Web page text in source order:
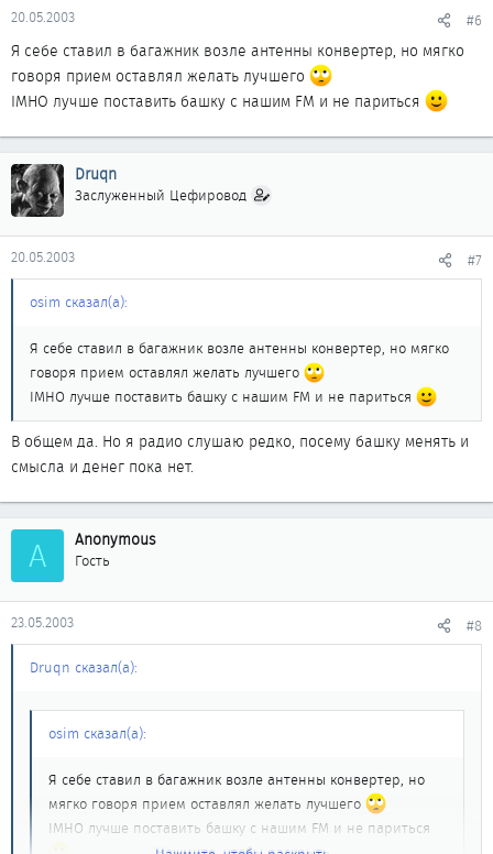
20.05.2003 #6
Я себе ставил в багажник возле антенны конвертер, но мягко
говоря прием оставлял желать лучшего
IMHO лучше поставить башку с нашим FM и не париться
Druqn
Заслуженный Цефировод
20.05.2003 #7
osim сказал(а):
Я себе ставил в багажник возле антенны конвертер, но мягко
говоря прием оставлял желать лучшего
IMHO лучше поставить башку с нашим FM и не париться
В общем да. Но я радио слушаю редко, посему башку менять и
смысла и денег пока нет.
A Anonymous
Гость
23.05.2003 #8
Druqn сказал(а):
osim сказал(а):
Я себе ставил в багажник возле антенны конвертер, но
мягко говоря прием оставлял желать лучшего
IMHO лучше поставить башку с нашим FM и не париться